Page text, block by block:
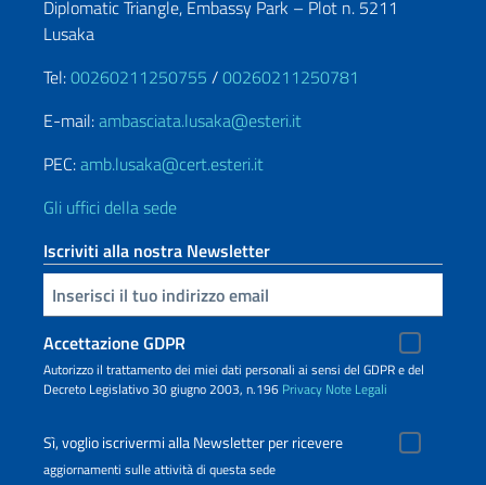
Diplomatic Triangle, Embassy Park – Plot n. 5211
Lusaka
Tel:00260211250755 /00260211250781
E-mail:ambasciata.lusaka@esteri.it
PEC:amb.lusaka@cert.esteri.it
Gli uffici della sede
Iscriviti alla nostra Newsletter
Inserisci la tua email
Accettazione GDPR
Autorizzo il trattamento dei miei dati personali ai sensi del GDPR e del
Decreto Legislativo 30 giugno 2003, n.196 Privacy Note Legali
Sì, voglio iscrivermi alla Newsletter per ricevere
aggiornamenti sulle attività di questa sede